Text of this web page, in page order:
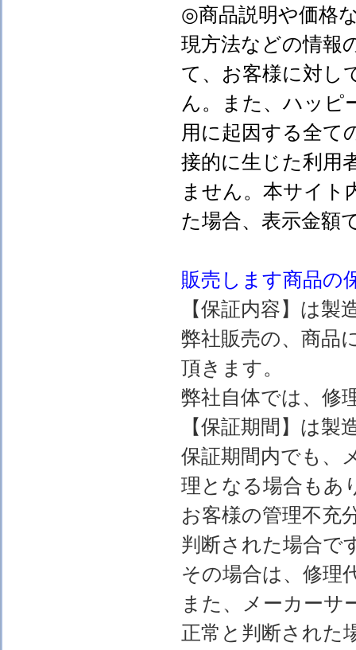
◎商品説明や価格
現方法などの情報
て、お客様に対し
ん。また、ハッピ
用に起因する全て
接的に生じた利用
ません。本サイト
た場合、表示金
販売します商品の
【保証内容】は
弊社販売の、商品
頂きます。
弊社自体では、修
【保証期間】は
保証期間内でも、
理となる場合もあ
お客様の管理不充
判断された場合で
その場合は、修理
また、メーカーサ
正常と判断された